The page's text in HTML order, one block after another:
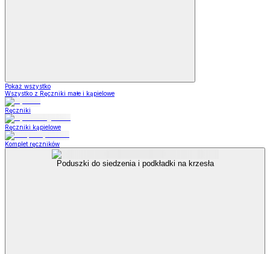
Pokaż wszystko
Wszystko z Ręczniki małe i kąpielowe
Ręczniki
Ręczniki kąpielowe
Komplet ręczników
Poduszki do siedzenia i podkładki na krzesła